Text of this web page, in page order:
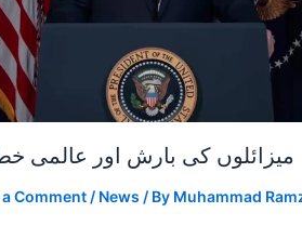
میزائلوں کی بارش اور عالمی
a Comment / News / By Muhammad